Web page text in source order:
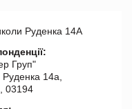
Руденка 14А
Груп"
14а,
03194